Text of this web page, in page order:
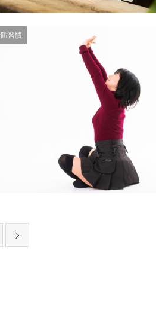
習慣
